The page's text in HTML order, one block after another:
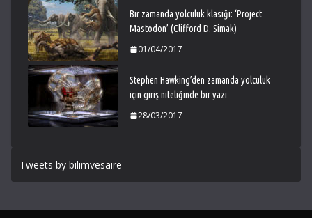
Bir zamanda yolculuk klasiği: ‘Project
Mastodon’ (Clifford D. Simak)
01/04/2017
Stephen Hawking’den zamanda yolculuk
için giriş niteliğinde bir yazı
28/03/2017
Tweets by bilimvesaire